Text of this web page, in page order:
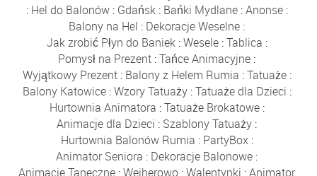
: Hel do Balonów: Gdańsk: Bańki Mydlane:Anonse:
Balony na Hel : Dekoracje Weselne :
Jak zrobić Płyn do Baniek:Wesele:Tablica :
Pomysł na Prezent :Tańce Animacyjne :
Wyjątkowy Prezent: Balony z Helem Rumia :Tatuaże:
Balony Katowice:Wzory Tatuaży:Tatuaże dla Dzieci :
Hurtownia Animatora :Tatuaże Brokatowe:
Animacje dla Dzieci : Szablony Tatuaży :
Hurtownia Balonów Rumia : PartyBox:
Animator Seniora : Dekoracje Balonowe :
Animacje Taneczne :Wejherowo :Walentynki :Animator